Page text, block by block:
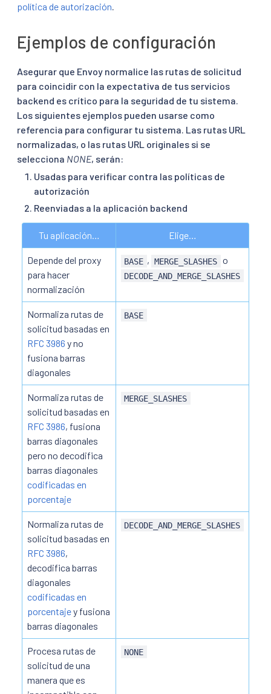
política de autorización.
Ejemplos de configuración
Asegurar que Envoy normalice las rutas de solicitud
para coincidir con la expectativa de tus servicios
backend es crítico para la seguridad de tu sistema.
Los siguientes ejemplos pueden usarse como
referencia para configurar tu sistema. Las rutas URL
normalizadas, o las rutas URL originales si se
selecciona NONE, serán:
Usadas para verificar contra las políticas de
autorización
Reenviadas a la aplicación backend
Tu aplicación… Elige…
Depende del proxy
para hacer
normalización
BASE , MERGE_SLASHES o
DECODE_AND_MERGE_SLASHES
Normaliza rutas de
solicitud basadas en
RFC 3986 y no
fusiona barras
diagonales
BASE
Normaliza rutas de
solicitud basadas en
RFC 3986, fusiona
barras diagonales
pero no decodifica
barras diagonales
codificadas en
porcentaje
MERGE_SLASHES
Normaliza rutas de
solicitud basadas en
RFC 3986,
decodifica barras
diagonales
codificadas en
porcentajey fusiona
barras diagonales
DECODE_AND_MERGE_SLASHES
Procesa rutas de
solicitud de una
manera que es
NONE